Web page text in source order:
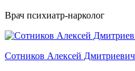
Врач психиатр-нарколог
Сотников Алексей Дмитриевич